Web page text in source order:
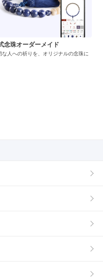
念珠オーダーメイド
な人への祈りを、オリジナルの念珠に